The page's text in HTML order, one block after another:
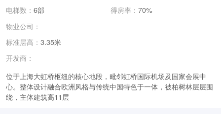
电梯数： 6部 得房率： 70%
物业公司：
标准层高： 3.35米
开发商：
位于上海大虹桥枢纽的核心地段，毗邻虹桥国际机场及国家会展中
心。整体设计融合欧洲风格与传统中国特色于一体，被柏树林层层围
绕，主体建筑高11层